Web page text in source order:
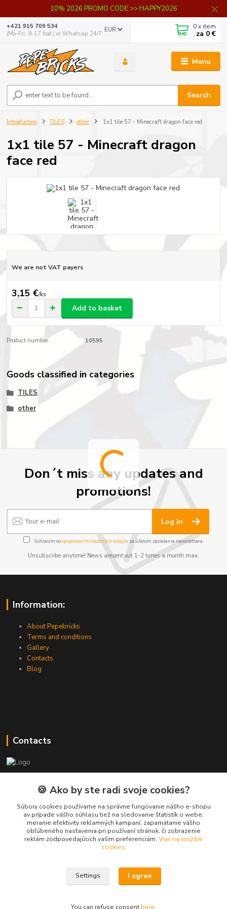
10% 2026 PROMO CODE >> HAPPY2026
Menu
EUR
Search
+421 915 709 534
(Mo-Fri, 9-17 hod.) or Whatsap 24/7
0x item
za 0 €
Introduction TILES other 1x1 tile 57 - Minecraft dragon face red
1x1 tile 57 - Minecraft dragon
face red
We are not VAT payers
3,15 €/ks
Add to basket
Product number: 10595
Goods classified in categories
TILES
other
Don´t miss any updates and
promotions!
Log in
Súhlasím sospracovaním osobných údajov za účelom zasielania newslettera.
Unsubscribe anytime! News aresent out 1-2 times a month max.
Information:
About Pepebricks
Terms and conditions
Gallery
Contacts
Blog
Contacts
+421 915 709 534
(Mo-Fri, 9-17 hod.) or Whatsap 24/7
skifi.space@gmail.com
🍪 Ako by ste radi svoje cookies?
Súbory cookies používame na správne fungovanie nášho e-shopu
av prípade vášho súhlasu tiež na sledovanie štatistík o webe,
meranie efektivity reklamných kampaní, zapamätanie vášho
obľúbeného nastavenia pri používaní stránok, či zobrazenie
reklám zodpovedajúcich vašim preferenciám. Viac na využitie
cookies
Settings I agree
You can refuse consent here.